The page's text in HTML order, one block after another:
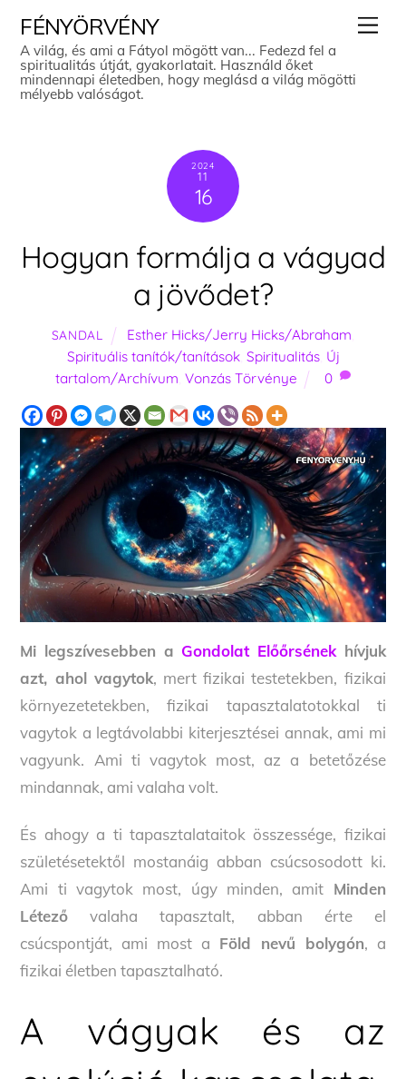
content
FÉNYÖRVÉNY
A világ, és ami a Fátyol mögött van... Fedezd fel a
spiritualitás útját, gyakorlatait. Használd őket
mindennapi életedben, hogy meglásd a világ mögötti
mélyebb valóságot.
2024
11
16
Hogyan formálja a vágyad
a jövődet?
SANDAL Esther Hicks/Jerry Hicks/Abraham
Spirituális tanítók/tanítások, Spiritualitás, Új
tartalom/Archívum Vonzás Törvénye 0
Mi legszívesebben a Gondolat Előőrsénekhívjuk
azt, ahol vagytok, mert fizikai testetekben, fizikai
környezetetekben, fizikai tapasztalatotokkal ti
vagytok a legtávolabbi kiterjesztései annak, ami mi
vagyunk. Ami ti vagytok most, az a betetőzése
mindannak, ami valaha volt.
És ahogy a ti tapasztalataitok összessége, fizikai
születésetektől mostanáig abban csúcsosodott ki.
Ami ti vagytok most, úgy minden, amit Minden
Létező valaha tapasztalt, abban érte el
csúcspontját, ami most a Föld nevű bolygón, a
fizikai életben tapasztalható.
A vágyak és az